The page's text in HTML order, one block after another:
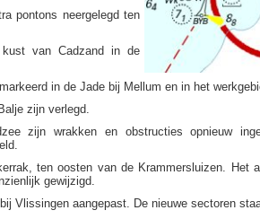
pontons neergelegd ten
kust van Cadzand in de
in de Jade bij Mellum en in het
zijn verlegd.
zijn wrakken en obstructies opnieuw
ten oosten van de Krammersluizen. Het
gewijzigd.
Vlissingen aangepast. De nieuwe sectoren